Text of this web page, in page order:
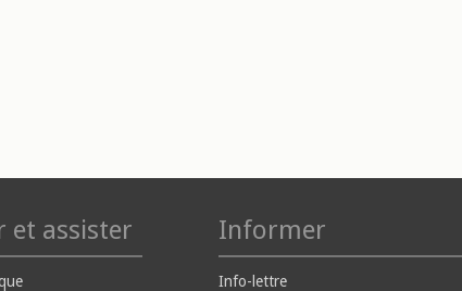
et assister Informer
Info-lettre